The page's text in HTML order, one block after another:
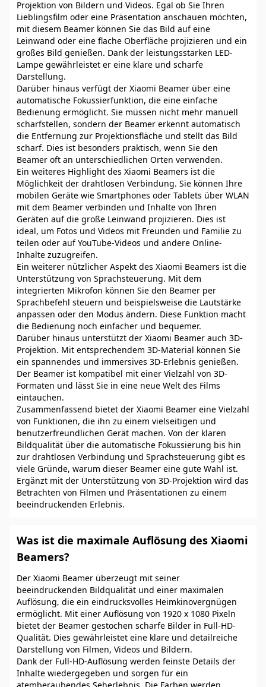
Projektion von Bildern und Videos. Egal ob Sie Ihren
Lieblingsfilm oder eine Präsentation anschauen möchten,
mit diesem Beamer können Sie das Bild auf eine
Leinwand oder eine flache Oberfläche projizieren und ein
großes Bild genießen. Dank der leistungsstarken LED-
Lampe gewährleistet er eine klare und scharfe
Darstellung.
Darüber hinaus verfügt der Xiaomi Beamer über eine
automatische Fokussierfunktion, die eine einfache
Bedienung ermöglicht. Sie müssen nicht mehr manuell
scharfstellen, sondern der Beamer erkennt automatisch
die Entfernung zur Projektionsfläche und stellt das Bild
scharf. Dies ist besonders praktisch, wenn Sie den
Beamer oft an unterschiedlichen Orten verwenden.
Ein weiteres Highlight des Xiaomi Beamers ist die
Möglichkeit der drahtlosen Verbindung. Sie können Ihre
mobilen Geräte wie Smartphones oder Tablets über WLAN
mit dem Beamer verbinden und Inhalte von Ihren
Geräten auf die große Leinwand projizieren. Dies ist
ideal, um Fotos und Videos mit Freunden und Familie zu
teilen oder auf YouTube-Videos und andere Online-
Inhalte zuzugreifen.
Ein weiterer nützlicher Aspekt des Xiaomi Beamers ist die
Unterstützung von Sprachsteuerung. Mit dem
integrierten Mikrofon können Sie den Beamer per
Sprachbefehl steuern und beispielsweise die Lautstärke
anpassen oder den Modus ändern. Diese Funktion macht
die Bedienung noch einfacher und bequemer.
Darüber hinaus unterstützt der Xiaomi Beamer auch 3D-
Projektion. Mit entsprechendem 3D-Material können Sie
ein spannendes und immersives 3D-Erlebnis genießen.
Der Beamer ist kompatibel mit einer Vielzahl von 3D-
Formaten und lässt Sie in eine neue Welt des Films
eintauchen.
Zusammenfassend bietet der Xiaomi Beamer eine Vielzahl
von Funktionen, die ihn zu einem vielseitigen und
benutzerfreundlichen Gerät machen. Von der klaren
Bildqualität über die automatische Fokussierung bis hin
zur drahtlosen Verbindung und Sprachsteuerung gibt es
viele Gründe, warum dieser Beamer eine gute Wahl ist.
Ergänzt mit der Unterstützung von 3D-Projektion wird das
Betrachten von Filmen und Präsentationen zu einem
beeindruckenden Erlebnis.
Was ist die maximale Auflösung des Xiaomi
Beamers?
Der Xiaomi Beamer überzeugt mit seiner
beeindruckenden Bildqualität und einer maximalen
Auflösung, die ein eindrucksvolles Heimkinovergnügen
ermöglicht. Mit einer Auflösung von 1920 x 1080 Pixeln
bietet der Beamer gestochen scharfe Bilder in Full-HD-
Qualität. Dies gewährleistet eine klare und detailreiche
Darstellung von Filmen, Videos und Bildern.
Dank der Full-HD-Auflösung werden feinste Details der
Inhalte wiedergegeben und sorgen für ein